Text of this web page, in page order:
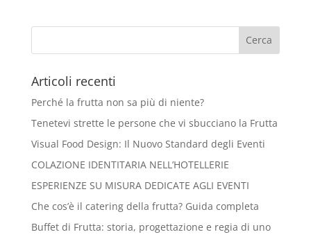
Articoli recenti
Perché la frutta non sa più di niente?
Tenetevi strette le persone che vi sbucciano la Frutta
Visual Food Design: Il Nuovo Standard degli Eventi
COLAZIONE IDENTITARIA NELL’HOTELLERIE
ESPERIENZE SU MISURA DEDICATE AGLI EVENTI
Che cos’è il catering della frutta? Guida completa
Buffet di Frutta: storia, progettazione e regia di uno